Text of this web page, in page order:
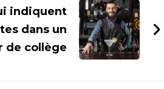
indiquent
dans un
de collège